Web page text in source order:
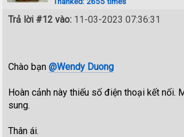
Trả lời #12 vào: 11-03-2023 07:36:31
Chào bạn@Wendy Duong
Hoàn cảnh này thiếu số điện thoại kết nối.
sung.
Thân ái.